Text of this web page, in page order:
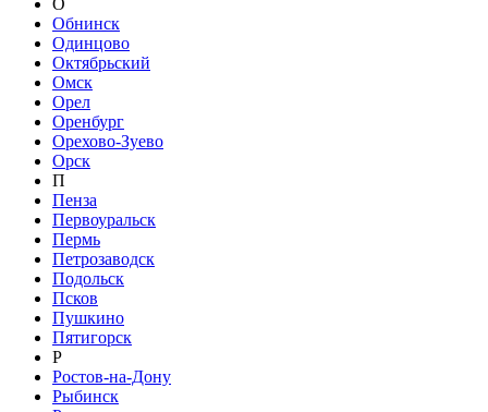
О
Обнинск
Одинцово
Октябрьский
Омск
Орел
Оренбург
Орехово-Зуево
Орск
П
Пенза
Первоуральск
Пермь
Петрозаводск
Подольск
Псков
Пушкино
Пятигорск
Р
Ростов-на-Дону
Рыбинск